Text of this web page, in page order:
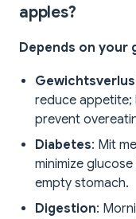
apples?
Depends on your
reduce appetite;
prevent
Diabetes: Mit
minimize
empty stomach.
Digestion: